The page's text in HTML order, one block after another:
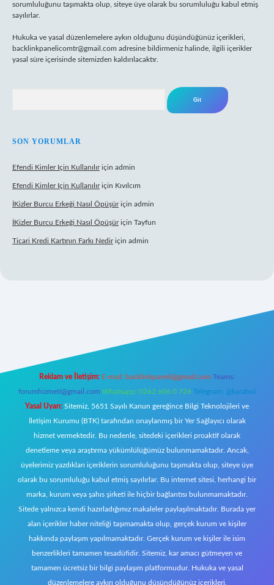
sorumluluğunu taşımakta olup, siteye üye olarak bu sorumluluğu kabul etmiş
sayılırlar.
Hukuka ve yasal düzenlemelere aykırı olduğunu düşündüğünüz içerikleri,
backlinkpanelicomtr@gmail.com adresine bildirmeniz halinde, ilgili içerikler
yasal süre içerisinde sitemizden kaldırılacaktır.
SON YORUMLAR
Efendi Kimler Için Kullanılıriçin admin
Efendi Kimler Için Kullanılıriçin Kıvılcım
İKizler Burcu Erkeği Nasıl Öpüşüriçin admin
İKizler Burcu Erkeği Nasıl Öpüşüriçin Tayfun
Ticari Kredi Kartının Farkı Nediriçin admin
Reklam ve İletişim: E-mail: backlinkpaneli@gmail.com Teams:
forumhizmeti@gmail.com Whatsapp: 0262 606 0 726 Telegram: @karabul
Yasal Uyarı: Sitemiz, 5651 Sayılı Kanun gereğince Bilgi Teknolojileri ve
İletişim Kurumu (BTK) tarafından onaylanmış bir Yer Sağlayıcı olarak
hizmet vermektedir. Bu nedenle, sitedeki içerikleri proaktif olarak
denetleme veya araştırma yükümlülüğümüz bulunmamaktadır. Ancak,
üyelerimiz yazdıkları içeriklerin sorumluluğunu taşımakta olup, siteye üye
olarak bu sorumluluğu kabul etmiş sayılırlar. Bu internet sitesi, herhangi bir
marka, kurum veya şahıs şirketi ile hiçbir bağlantısı bulunmamaktadır.
Sitede yalnızca kendi hazırladığımız makaleler paylaşılmaktadır. Burada yer
alan içerikler haber niteliği taşımamakta olup, gerçek kurum ve kişiler
hakkında paylaşım yapılmamaktadır. Gerçek kurum ve kişiler ile isim
benzerlikleri tamamen tesadüfidir. Sitemiz, kar amacı gütmeyen ve
tamamen ücretsiz bir bilgi paylaşım platformudur. Hukuka ve yasal
düzenlemelere aykırı olduğunu düşündüğünüz içerikleri,